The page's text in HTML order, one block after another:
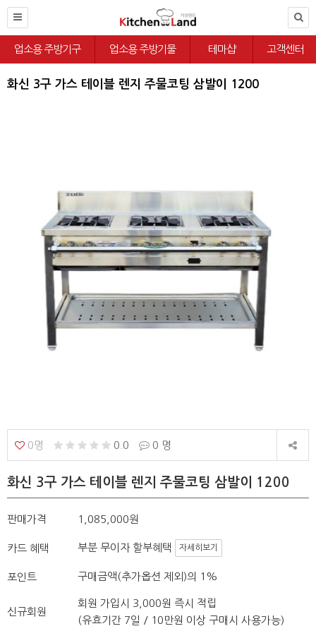
업소용 주방기구 업소용 주방기물 테마샵 고객센터
화신 3구 가스 테이블 렌지 주물코팅 삼발이 1200
0명 0.0 0 명
화신 3구 가스 테이블 렌지 주물코팅 삼발이 1200
판매가격 1,085,000원
카드 혜택 부분 무이자 할부혜택 자세히보기
포인트 구매금액(추가옵션 제외)의 1%
신규회원
회원 가입시 3,000원 즉시 적립
(유효기간 7일 / 10만원 이상 구매시 사용가능)